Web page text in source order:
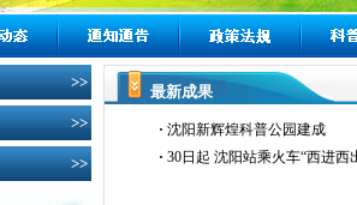
>>
>>
>>
最新成果
· 沈阳新辉煌科普公园建成
· 30日起 沈阳站乘火车“西进西